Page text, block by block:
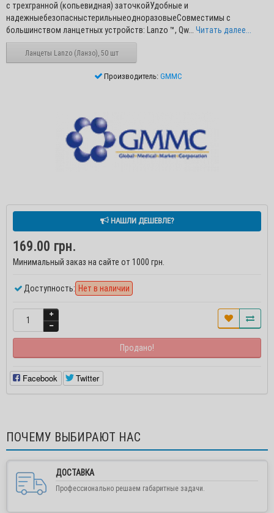
с трехгранной (копьевидная) заточкойУдобные и
надежныебезопасныстерильныеодноразовыеСовместимы с
большинством ланцетных устройств: Lanzo ™, Qw... Читать далее...
Ланцеты Lanzo (Ланзо), 50 шт
Производитель: GMMC
НАШЛИ ДЕШЕВЛЕ?
169.00 грн.
Минимальный заказ на сайте от 1000 грн.
Доступность: Нет в наличии
Продано!
Facebook Twitter
ПОЧЕМУ ВЫБИРАЮТ НАС
ДОСТАВКА
Профессионально решаем габаритные задачи.
Внимание! Работа интернет-магазина
"Медшоп" временно приостановлена! Цены
предоставленные на сайте недействительны!
Для постоянных клиенов и партнеров в случае